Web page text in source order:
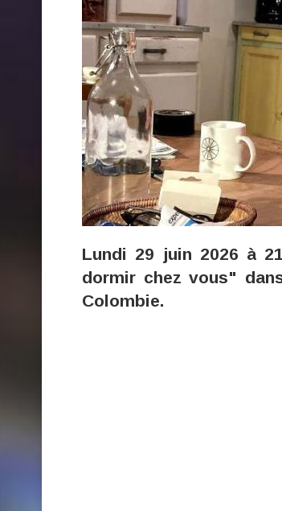
Lundi 29 juin 2026 à
dormir chez vous"
Colombie.